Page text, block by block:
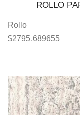
ROLLO
Rollo
$2795.689655